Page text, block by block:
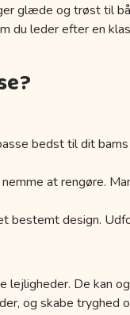
glæde og trøst til
leder efter en
bedst til dit
at rengøre.
design.
De kan
og skabe tryghed